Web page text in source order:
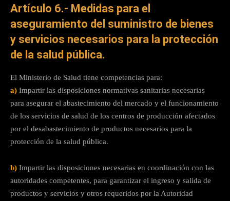
Artículo 6.- Medidas para el
aseguramiento del suministro de bienes
y servicios necesarios para la protección
de la salud pública.
El Ministerio de Salud tiene competencias para:
a) Impartir las disposiciones normativas sanitarias necesarias
para asegurar el abastecimiento del mercado y el funcionamiento
de los servicios de salud de los centros de producción afectados
por el desabastecimiento de productos necesarios para la
protección de la salud pública.
b) Impartir las disposiciones necesarias en coordinación con las
autoridades competentes, para garantizar el ingreso y salida de
productos y servicios y otros requeridos por la Autoridad